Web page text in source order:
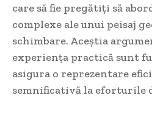
care să fie pregătiți să
complexe ale unui peisaj
schimbare. Aceștia
experiența practică sunt
asigura o reprezentare
semnificativă la eforturile